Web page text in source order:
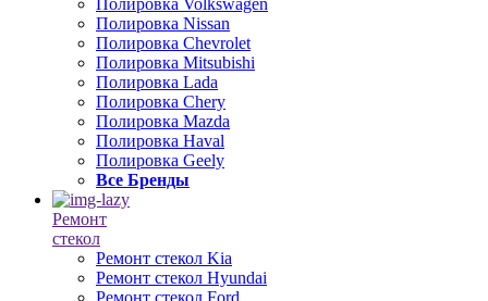
Полировка Volkswagen
Полировка Nissan
Полировка Chevrolet
Полировка Mitsubishi
Полировка Lada
Полировка Chery
Полировка Mazda
Полировка Haval
Полировка Geely
Все Бренды
Ремонт
стекол
Ремонт стекол Kia
Ремонт стекол Hyundai
Ремонт стекол Ford